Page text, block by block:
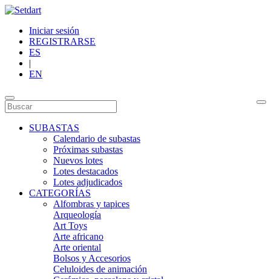
Iniciar sesión
REGISTRARSE
ES
|
EN
SUBASTAS
Calendario de subastas
Próximas subastas
Nuevos lotes
Lotes destacados
Lotes adjudicados
CATEGORÍAS
Alfombras y tapices
Arqueología
Art Toys
Arte africano
Arte oriental
Bolsos y Accesorios
Celuloides de animación